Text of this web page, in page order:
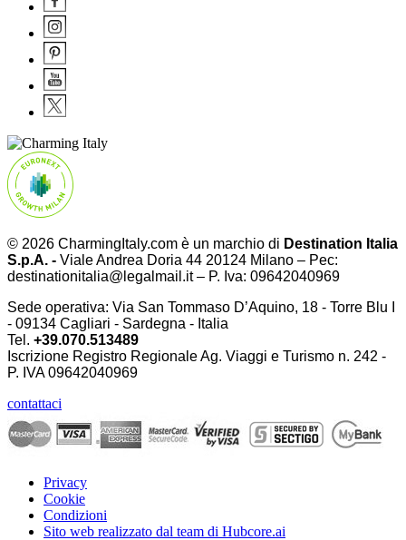
© 2026 CharmingItaly.com è un marchio di Destination Italia
S.p.A. - Viale Andrea Doria 44 20124 Milano – Pec:
destinationitalia@legalmail.it – P. Iva: 09642040969
Sede operativa: Via San Tommaso D’Aquino, 18 - Torre Blu I
- 09134 Cagliari - Sardegna - Italia
Tel. +39.070.513489
Iscrizione Registro Regionale Ag. Viaggi e Turismo n. 242 -
P. IVA09642040969
contattaci
Privacy
Cookie
Condizioni
Sito web realizzato dal team di Hubcore.ai